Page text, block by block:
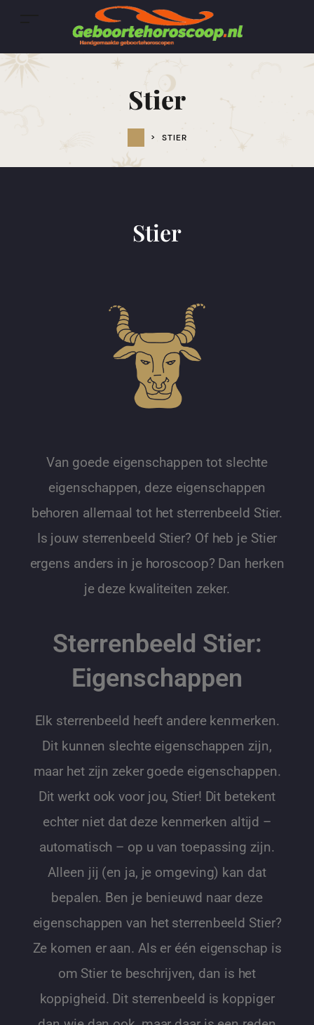
Stier
> STIER
Stier
Van goede eigenschappen tot slechte
eigenschappen, deze eigenschappen
behoren allemaal tot het sterrenbeeld Stier.
Is jouw sterrenbeeld Stier? Of heb je Stier
ergens anders in je horoscoop? Dan herken
je deze kwaliteiten zeker.
Sterrenbeeld Stier:
Eigenschappen
Elk sterrenbeeld heeft andere kenmerken.
Dit kunnen slechte eigenschappen zijn,
maar het zijn zeker goede eigenschappen.
Dit werkt ook voor jou, Stier! Dit betekent
echter niet dat deze kenmerken altijd –
automatisch – op u van toepassing zijn.
Alleen jij (en ja, je omgeving) kan dat
bepalen. Ben je benieuwd naar deze
eigenschappen van het sterrenbeeld Stier?
Ze komen er aan. Als er één eigenschap is
om Stier te beschrijven, dan is het
koppigheid. Dit sterrenbeeld is koppiger